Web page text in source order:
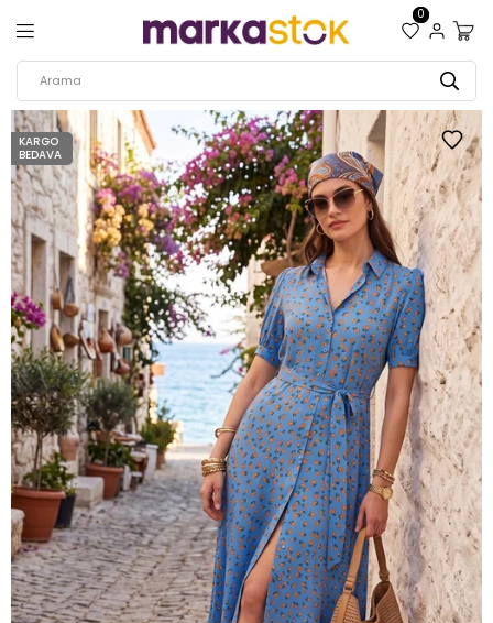
0
KARGO
BEDAVA